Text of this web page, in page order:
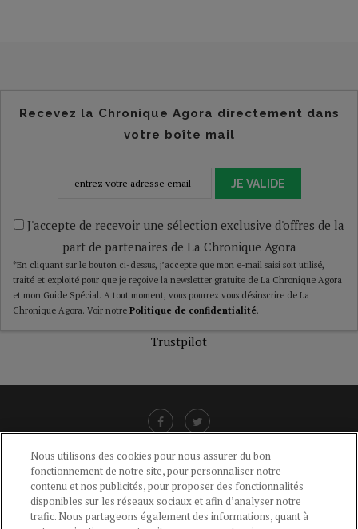
Recevez la Chronique Agora directement dans
votre boîte mail
JE VALIDE
J'accepte de recevoir une sélection exclusive d'offres de la
part de partenaires de La Chronique Agora
*En cliquant sur le bouton ci-dessus, j’accepte que mon e-mail saisi soit utilisé,
traité et exploité pour que je reçoive la newsletter gratuite de La Chronique Agora
et mon Guide Spécial. A tout moment, vous pourrez vous désinscrire de La
Chronique Agora. Voir notre Politique de confidentialité.
Trustpilot
LIENS UTILES
CGU-POLITIQUE DE CONFIDENTIALITÉ -POLITIQUE DES COOKIES
MENTIONS LÉGALES -AIDE
Nous utilisons des cookies pour nous assurer du bon
fonctionnement de notre site, pour personnaliser notre
contenu et nos publicités, pour proposer des fonctionnalités
disponibles sur les réseaux sociaux et afin d’analyser notre
trafic. Nous partageons également des informations, quant à